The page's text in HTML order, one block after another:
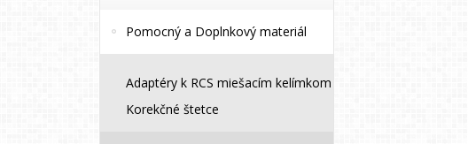
Pomocný a Doplnkový materiál
Adaptéry k RCS miešacím kelímkom
Korekčné štetce